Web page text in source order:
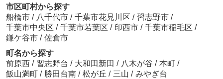
市区町村から探す
船橋市 / 八千代市 / 千葉市花見川区 / 習志野市 /
千葉市中央区 / 千葉市若葉区 / 印西市 / 千葉市稲毛区 /
鎌ケ谷市 / 佐倉市
町名から探す
前原西 / 習志野台 / 大和田新田 / 八木が谷 / 本町 /
飯山満町 / 勝田台南 / 松が丘 / 三山 / みやぎ台